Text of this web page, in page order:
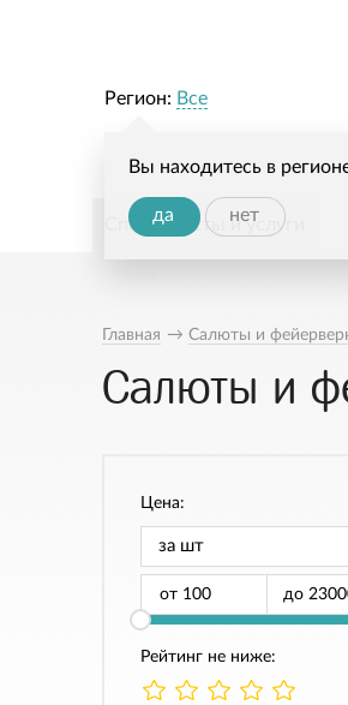
Регион: Все
Вы находитесь в
да нет
Специалисты и услуги
Главная → Салюты и
Салюты и
Цена:
от до
Рейтинг не ниже: